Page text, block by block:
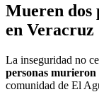
Mueren dos
en Veracruz
La inseguridad no
personas murieron
comunidad de El